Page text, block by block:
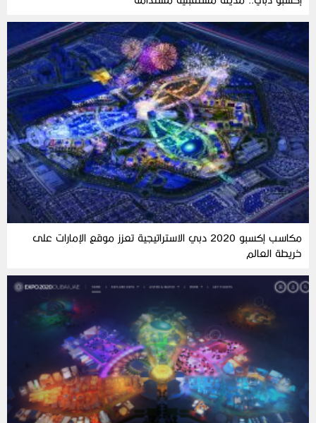
مكاسب إكسبو 2020 دبي الاستراتيجية تعزز موقع الإمارات على
خريطة العالم